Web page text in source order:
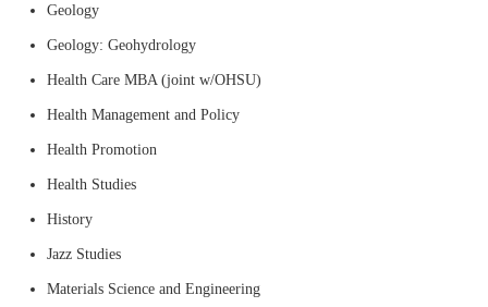
Geology
Geology: Geohydrology
Health Care MBA (joint w/OHSU)
Health Management and Policy
Health Promotion
Health Studies
History
Jazz Studies
Materials Science and Engineering